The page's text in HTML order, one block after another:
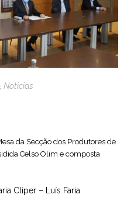
, Noticias
da Secção dos Produtores de
Celso Olim e composta
Cliper – Luís Faria